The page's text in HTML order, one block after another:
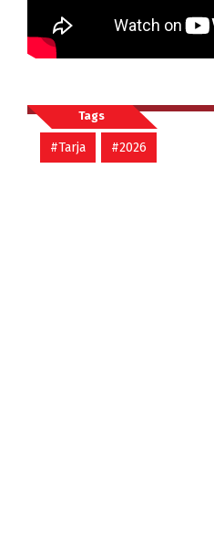
Tags
#Tarja #2026